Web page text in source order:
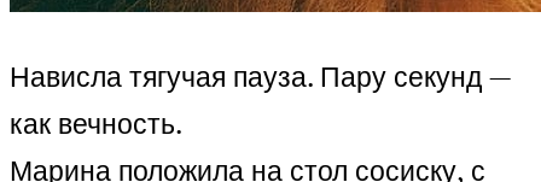
Нависла тягучая пауза. Пару секунд —
как вечность.
Марина положила на стол сосиску, с